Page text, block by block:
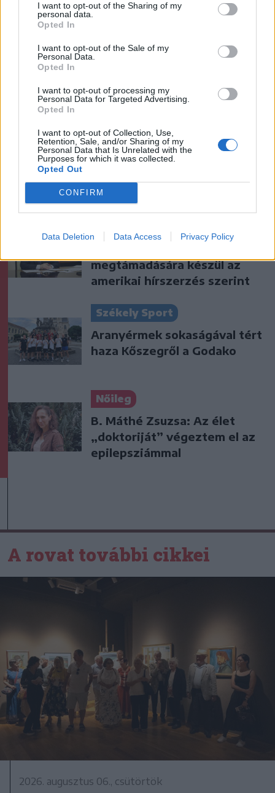
I want to opt-out of the Sharing of my
personal data.
Opted In
I want to opt-out of the Sale of my
Personal Data.
Opted In
I want to opt-out of processing my
Personal Data for Targeted Advertising.
Opted In
I want to opt-out of Collection, Use,
Retention, Sale, and/or Sharing of my
Personal Data that Is Unrelated with the
Purposes for which it was collected.
Opted Out
CONFIRM
Data Deletion Data Access Privacy Policy
Székelyhon
Húsdarálógépbe szorult egy
tűzoltókra is szükség volt a
Székely Sport
A gól már összejött, az
áttörés még nem az FK-nak
(videóval)
megtámadására készül az
amerikai hírszerzés szerint
Székely Sport
Aranyérmek sokaságával tért
haza Kőszegről a Godako
Nőileg
B. Máthé Zsuzsa: Az élet
„doktoriját” végeztem el az
epilepsziámmal
A rovat további cikkei
2026. augusztus 06., csütörtök